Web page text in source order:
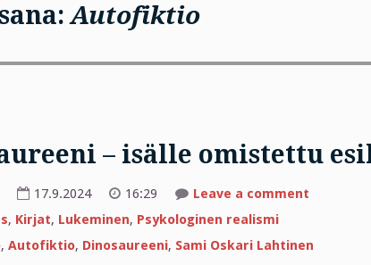
Autofiktio
– isälle omistettu
17.9.2024 16:29 Leave a commenton
omistettu
esikoinen
, Kirjat, Lukeminen, Psykologinen realismi
, Autofiktio, Dinosaureeni, Sami Oskari Lahtinen